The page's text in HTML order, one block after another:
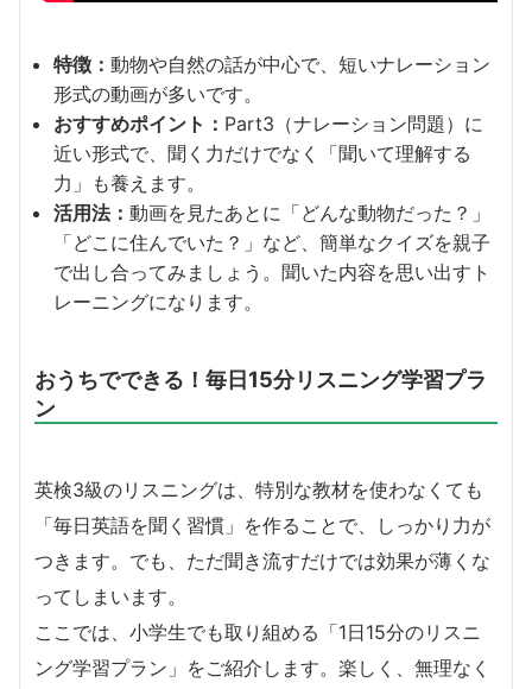
特徴： 動物や自然の話が中心で、短いナレーション
形式の動画が多いです。
おすすめポイント： Part3（ナレーション問題）に
近い形式で、聞く力だけでなく「聞いて理解する
力」も養えます。
活用法： 動画を見たあとに「どんな動物だった？」
「どこに住んでいた？」など、簡単なクイズを親子
で出し合ってみましょう。聞いた内容を思い出すト
レーニングになります。
おうちでできる！毎日15分リスニング学習プラ
ン
英検3級のリスニングは、特別な教材を使わなくても
「毎日英語を聞く習慣」を作ることで、しっかり力が
つきます。でも、ただ聞き流すだけでは効果が薄くな
ってしまいます。
ここでは、小学生でも取り組める「1日15分のリスニ
ング学習プラン」をご紹介します。楽しく、無理なく